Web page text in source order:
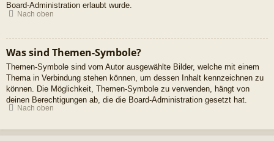
Board-Administration erlaubt wurde.
Nach oben
Was sind Themen-Symbole?
Themen-Symbole sind vom Autor ausgewählte Bilder, welche mit einem
Thema in Verbindung stehen können, um dessen Inhalt kennzeichnen zu
können. Die Möglichkeit, Themen-Symbole zu verwenden, hängt von
deinen Berechtigungen ab, die die Board-Administration gesetzt hat.
Nach oben